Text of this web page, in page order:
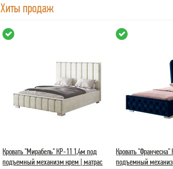
Хиты продаж
Кровать "Мирабель" КР-11 1,4м под
подъемный механизм крем | матрас
Кровать
подъемный